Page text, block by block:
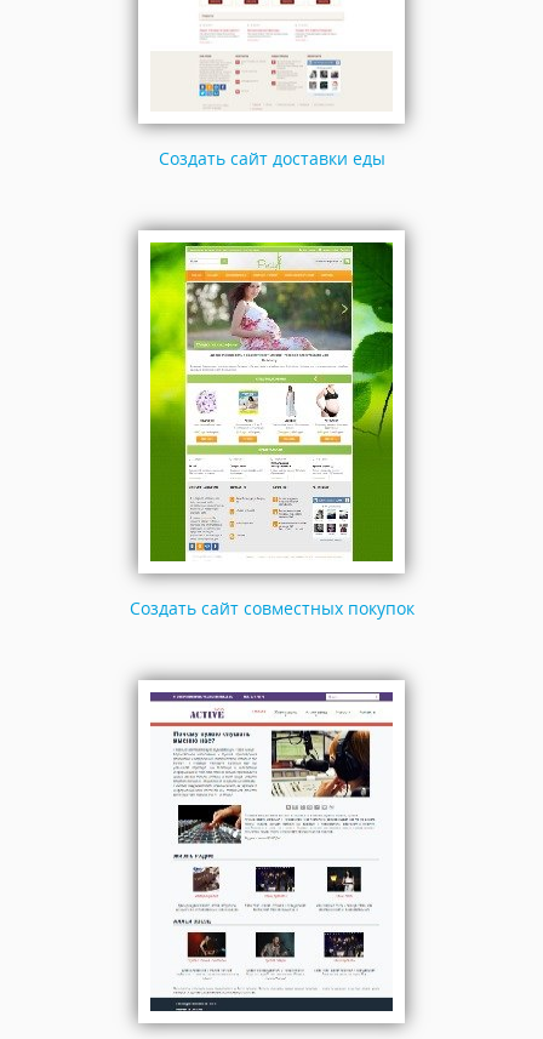
Cоздать сайт доставки еды
Создать сайт совместных покупок